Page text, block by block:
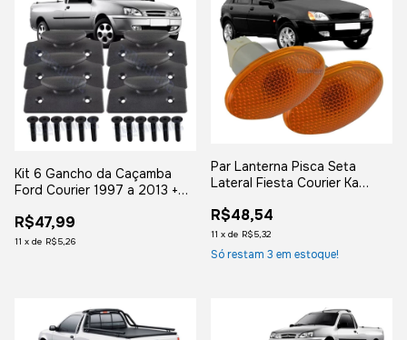
Kit 6 Gancho da Caçamba
Ford Courier 1997 a 2013 +
R$47,99
11 x de R$5,26
Par Lanterna Pisca Seta
Lateral Fiesta Courier Ka
R$48,54
11 x de R$5,32
Só restam 3 em estoque!